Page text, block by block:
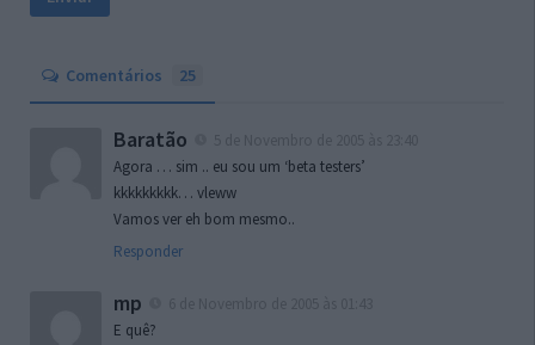
Comentários 25
Baratão
Agora … sim .. eu sou um ‘beta testers’
kkkkkkkkk… vleww
Vamos ver eh bom mesmo..
Responder
mp
E quê?